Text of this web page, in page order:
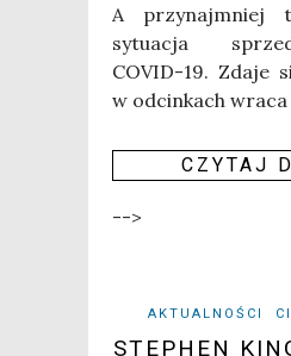
A przy­naj­mniej
sytu­acja
COVID-19. Zda­je
w odcin­kach wra­ca
CZY­TAJ
-->
AKTUALNOŚCI
STEPHEN